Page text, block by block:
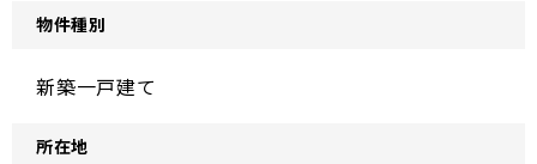
物件種別
新築一戸建て
所在地